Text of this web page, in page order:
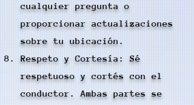
cualquier pregunta o
proporcionar actualizaciones
sobre tu ubicación.
Respeto y Cortesía: Sé
respetuoso y cortés con el
conductor. Ambas partes se